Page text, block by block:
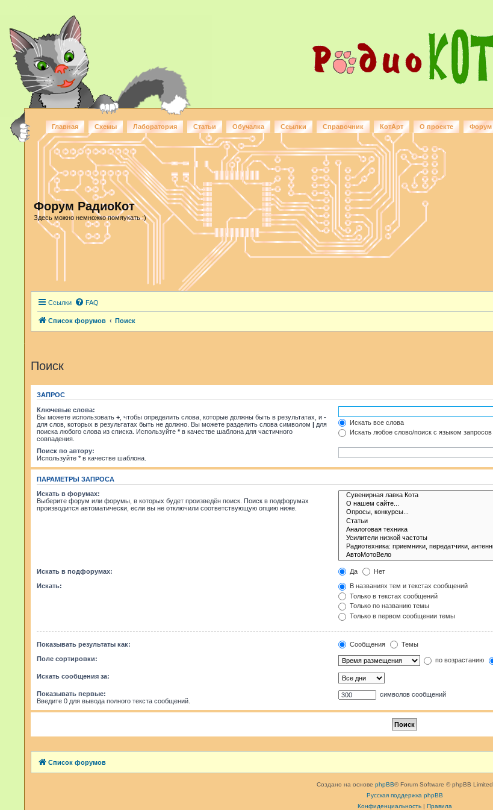
Главная Схемы Лаборатория Статьи Обучалка Ссылки Справочник КотАрт О проекте Форум
Форум РадиоКот
Здесь можно немножко помяукать :)
Ссылки FAQ
Список форумов Поиск
Поиск
ЗАПРОС
Ключевые слова:
Вы можете использовать + , чтобы определить слова, которые должны быть в результатах, и -
для слов, которых в результатах быть не должно. Вы можете разделить слова символом | для
поиска любого слова из списка. Используйте *в качестве шаблона для частичного
совпадения.
Искать все слова
Искать любое слово/поиск с языком запросов
Поиск по автору:
Используйте * в качестве шаблона.
ПАРАМЕТРЫ ЗАПРОСА
Искать в форумах:
Выберите форум или форумы, в которых будет произведён поиск. Поиск в подфорумах
производится автоматически, если вы не отключили соответствующую опцию ниже.
Искать в подфорумах: Да Нет
Искать:
В названиях тем и текстах сообщений
Только в текстах сообщений
Только по названию темы
Только в первом сообщении темы
Показывать результаты как: Сообщения Темы
Поле сортировки: по возрастанию
Искать сообщения за:
Показывать первые:
Введите 0 для вывода полного текста сообщений.
символов сообщений
Список форумов
Создано на основе phpBB® Forum Software © phpBB Limited
Русская поддержка phpBB
Конфиденциальность| Правила